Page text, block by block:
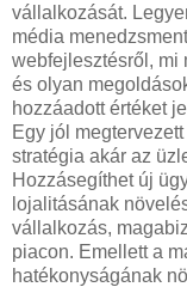
vállalkozását.
média
webfejlesztésről, mi
és olyan
hozzáadott értéket
Egy jól
stratégia akár az
Hozzásegíthet új
lojalitásának
vállalkozás,
piacon. Emellett a
hatékonyságának